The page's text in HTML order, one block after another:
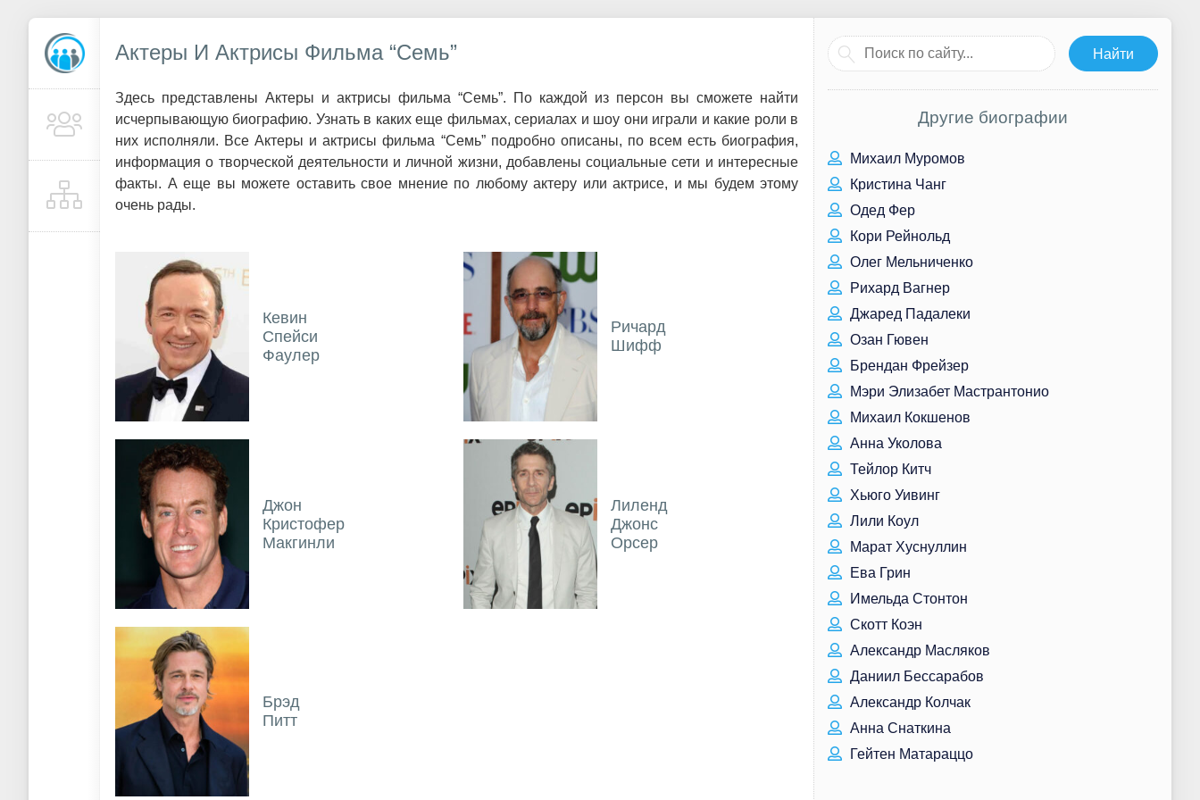
Актеры И Актрисы Фильма “Семь”
Здесь представлены Актеры и актрисы фильма “Семь”. По каждой из персон вы сможете найти
исчерпывающую биографию. Узнать в каких еще фильмах, сериалах и шоу они играли и какие роли в
них исполняли. Все Актеры и актрисы фильма “Семь” подробно описаны, по всем есть биография,
информация о творческой деятельности и личной жизни, добавлены социальные сети и интересные
факты. А еще вы можете оставить свое мнение по любому актеру или актрисе, и мы будем этому
очень рады.
Кевин
Спейси
Фаулер
Ричард
Шифф
Джон
Кристофер
Макгинли
Лиленд
Джонс
Орсер
Брэд
Питт
Другие биографии
Михаил Муромов
Кристина Чанг
Одед Фер
Кори Рейнольд
Олег Мельниченко
Рихард Вагнер
Джаред Падалеки
Озан Гювен
Брендан Фрейзер
Мэри Элизабет Мастрантонио
Михаил Кокшенов
Анна Уколова
Тейлор Китч
Хьюго Уивинг
Лили Коул
Марат Хуснуллин
Ева Грин
Имельда Стонтон
Скотт Коэн
Александр Масляков
Даниил Бессарабов
Александр Колчак
Анна Снаткина
Гейтен Матараццо